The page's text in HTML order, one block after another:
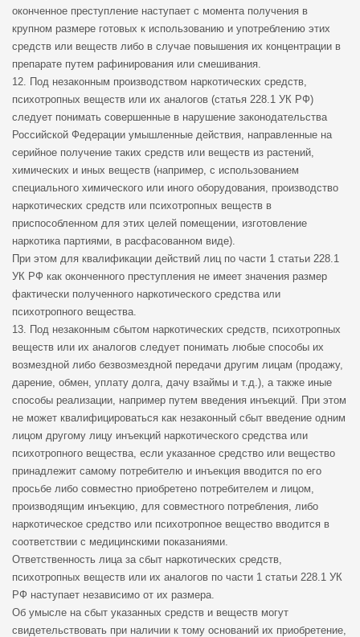
оконченное преступление наступает с момента получения в
крупном размере готовых к использованию и употреблению этих
средств или веществ либо в случае повышения их концентрации в
препарате путем рафинирования или смешивания.
12. Под незаконным производством наркотических средств,
психотропных веществ или их аналогов (статья 228.1 УК РФ)
следует понимать совершенные в нарушение законодательства
Российской Федерации умышленные действия, направленные на
серийное получение таких средств или веществ из растений,
химических и иных веществ (например, с использованием
специального химического или иного оборудования, производство
наркотических средств или психотропных веществ в
приспособленном для этих целей помещении, изготовление
наркотика партиями, в расфасованном виде).
При этом для квалификации действий лиц по части 1 статьи 228.1
УК РФ как оконченного преступления не имеет значения размер
фактически полученного наркотического средства или
психотропного вещества.
13. Под незаконным сбытом наркотических средств, психотропных
веществ или их аналогов следует понимать любые способы их
возмездной либо безвозмездной передачи другим лицам (продажу,
дарение, обмен, уплату долга, дачу взаймы и т.д.), а также иные
способы реализации, например путем введения инъекций. При этом
не может квалифицироваться как незаконный сбыт введение одним
лицом другому лицу инъекций наркотического средства или
психотропного вещества, если указанное средство или вещество
принадлежит самому потребителю и инъекция вводится по его
просьбе либо совместно приобретено потребителем и лицом,
производящим инъекцию, для совместного потребления, либо
наркотическое средство или психотропное вещество вводится в
соответствии с медицинскими показаниями.
Ответственность лица за сбыт наркотических средств,
психотропных веществ или их аналогов по части 1 статьи 228.1 УК
РФ наступает независимо от их размера.
Об умысле на сбыт указанных средств и веществ могут
свидетельствовать при наличии к тому оснований их приобретение,